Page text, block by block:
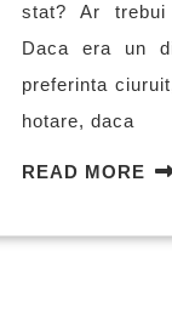
stat? Ar
Daca era un
preferinta
hotare, daca
READ MORE